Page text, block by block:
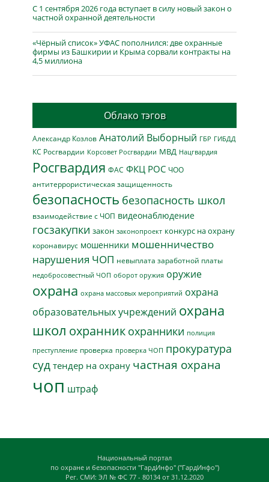
С 1 сентября 2026 года вступает в силу новый закон о
частной охранной деятельности
«Чёрный список» УФАС пополнился: две охранные
фирмы из Башкирии и Крыма сорвали контракты на
4,5 миллиона
Облако тэгов
Александр Козлов Анатолий Выборный ГБР ГИБДД
КС Росгвардии Корсовет Росгвардии МВД Нацгвардия
Росгвардия ФАС ФКЦ РОС ЧОО
антитеррористическая защищенность
безопасность безопасность школ
взаимодействие с ЧОП видеонаблюдение
госзакупки закон законопроект конкурс на охрану
коронавирус мошенники мошенничество
нарушения ЧОП невыплата заработной платы
недобросовестный ЧОП оборот оружия оружие
охрана охрана массовых мероприятий охрана
образовательных учреждений охрана
школ охранник охранники полиция
преступление проверка проверка ЧОП прокуратура
суд тендер на охрану частная охрана
чоп штраф
Национальный портал
по охране и безопасности "ГардИнфо" ("ГардИнфо")
Рег. СМИ: ЭЛ № ФС 77 - 80134 от 31.12.2020